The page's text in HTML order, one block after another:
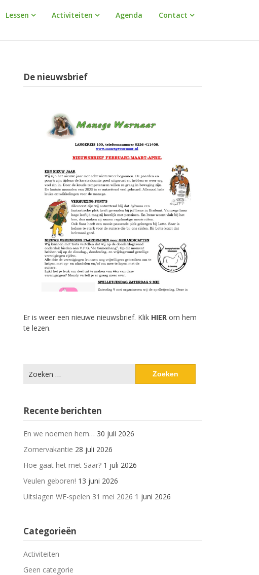
Lessen Activiteiten Agenda Contact
De nieuwsbrief
Er is weer een nieuwe nieuwsbrief. Klik HIER om hem
te lezen.
naar:
Recente berichten
En we noemen hem… 30 juli 2026
Zomervakantie 28 juli 2026
Hoe gaat het met Saar? 1 juli 2026
Veulen geboren! 13 juni 2026
Uitslagen WE-spelen 31 mei 2026 1 juni 2026
Categorieën
Activiteiten
Geen categorie